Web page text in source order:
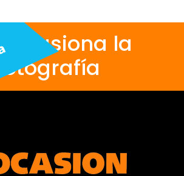
apasiona la
fotografía